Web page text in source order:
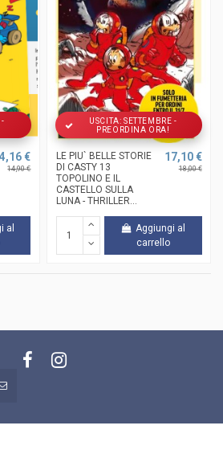
-
€
14,90 €
al
USCITA: SETTEMBRE -
PREORDINA ORA!
LE PIU` BELLE STORIE
DI CASTY 13
TOPOLINO E IL
CASTELLO SULLA
LUNA - THRILLER...
17,10 €
18,00 €
Aggiungi al
carrello